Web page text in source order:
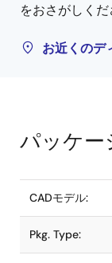
をおさがしくだ
お近くのデ
パッケー
CADモデル:
Pkg. Type: